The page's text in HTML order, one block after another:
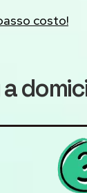
costo!
a